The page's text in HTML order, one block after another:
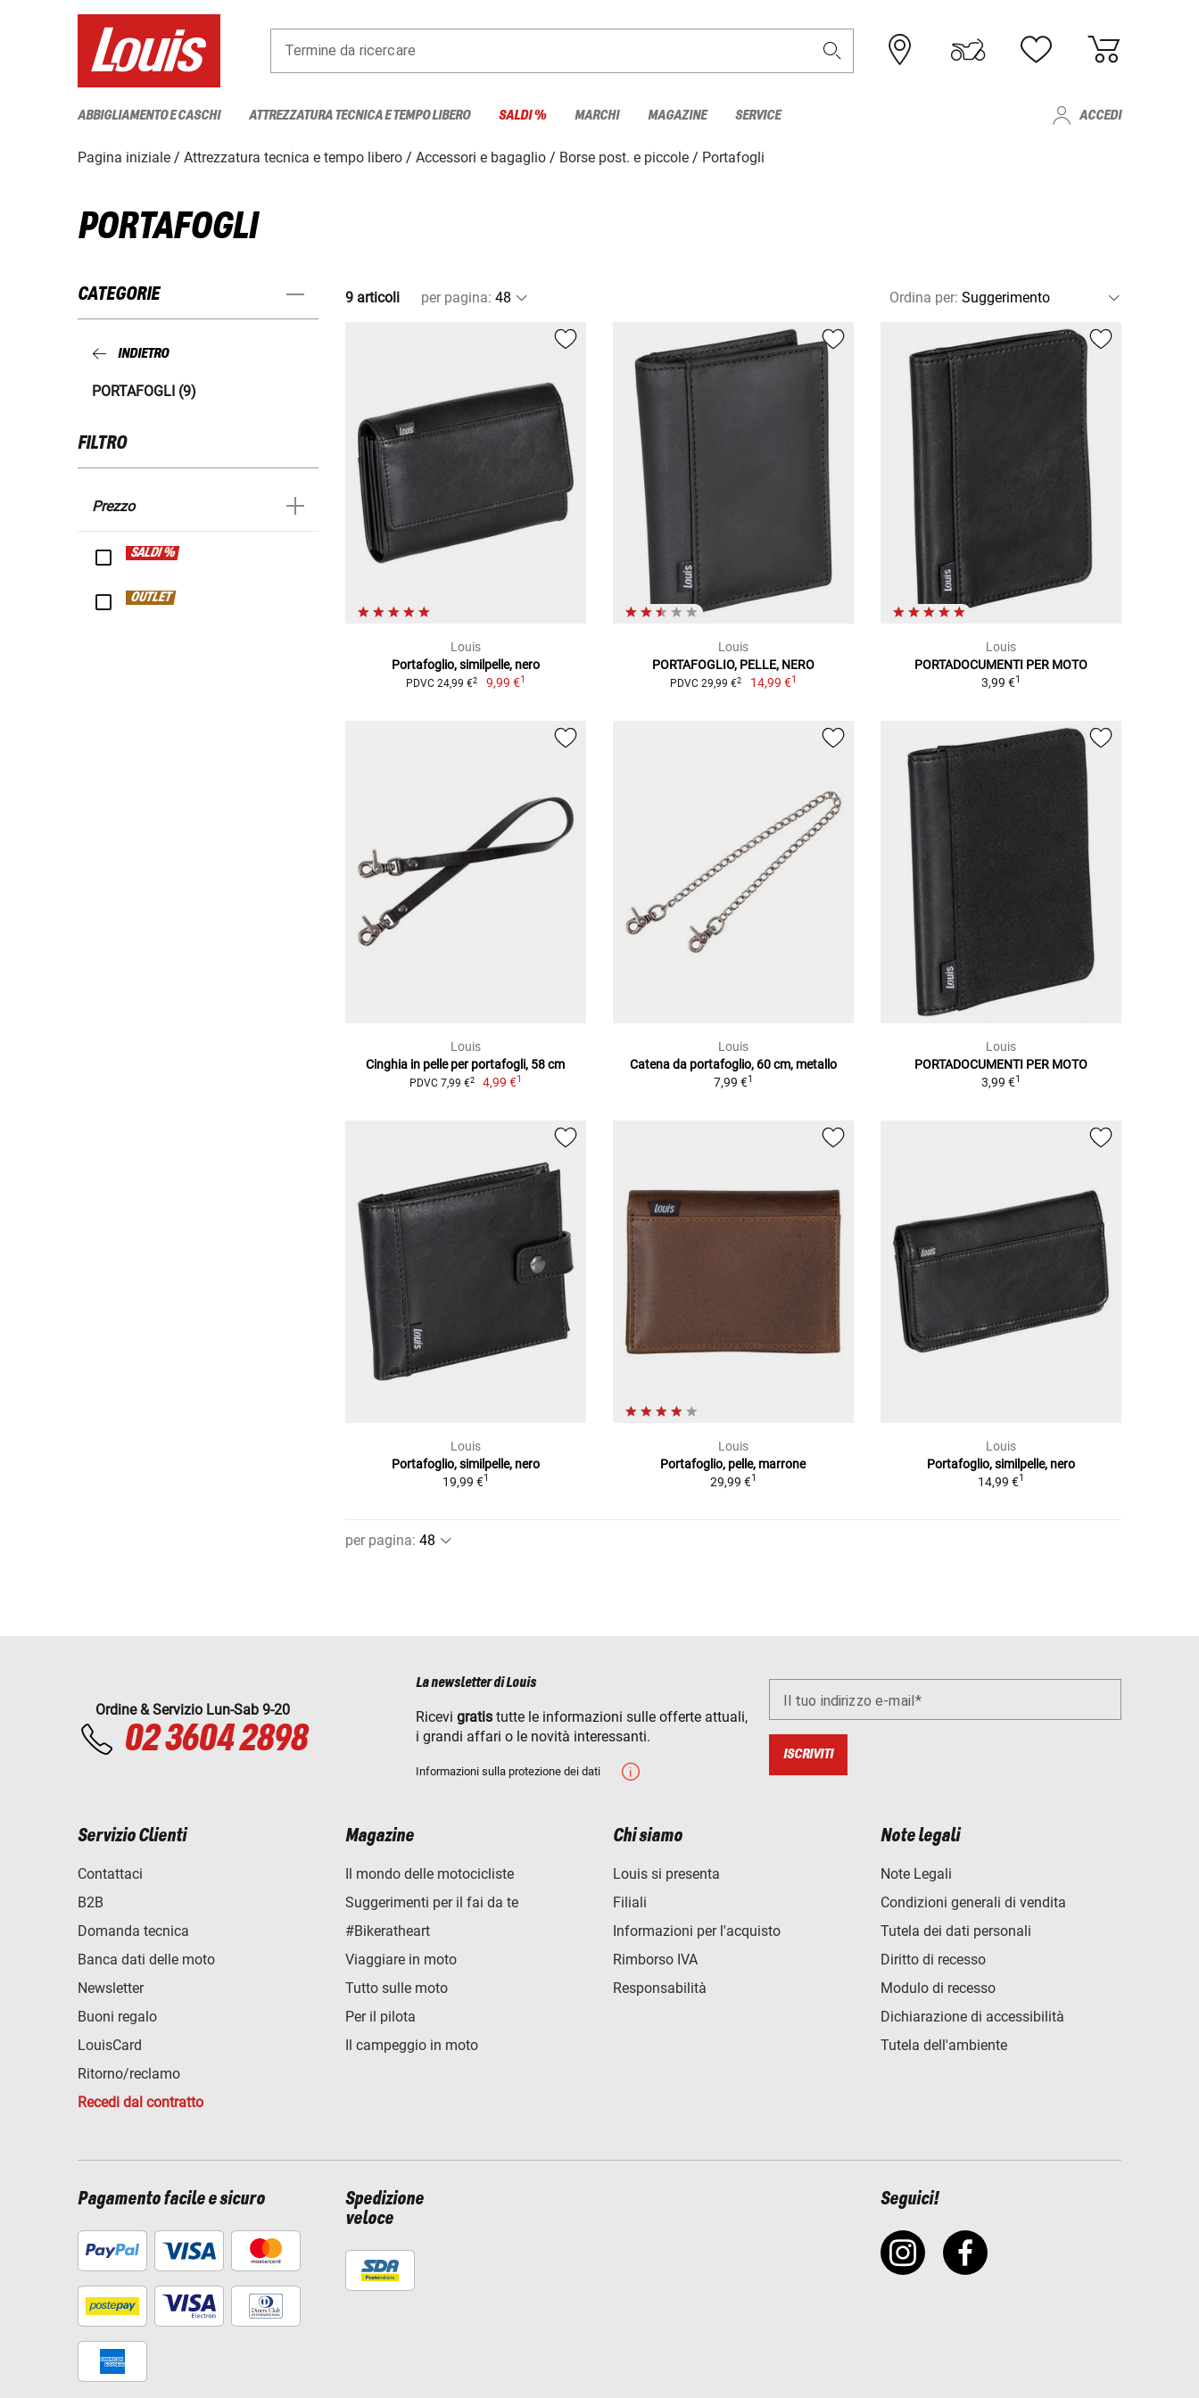
Termine da ricercare
ABBIGLIAMENTO E CASCHI ATTREZZATURA TECNICA E TEMPO LIBERO SALDI % MARCHI MAGAZINE SERVICE ACCEDI
Pagina iniziale Attrezzatura tecnica e tempo libero Accessori e bagaglio Borse post. e piccole Portafogli
PORTAFOGLI
CATEGORIE
INDIETRO
PORTAFOGLI (9)
FILTRO
Prezzo
SALDI %
OUTLET
9 articoli per pagina: Ordina per:
Louis
Portafoglio, similpelle, nero
PDVC 24,99 €2 9,99 €1
Louis
PORTAFOGLIO, PELLE, NERO
PDVC 29,99 €2 14,99 €1
Louis
PORTADOCUMENTI PER MOTO
3,99 €1
Louis
Cinghia in pelle per portafogli, 58 cm
PDVC 7,99 €2 4,99 €1
Louis
Catena da portafoglio, 60 cm, metallo
7,99 €1
Louis
PORTADOCUMENTI PER MOTO
3,99 €1
Louis
Portafoglio, similpelle, nero
19,99 €1
Louis
Portafoglio, pelle, marrone
29,99 €1
Louis
Portafoglio, similpelle, nero
14,99 €1
per pagina:
Ordine & Servizio Lun-Sab 9-20
02 3604 2898
La newsletter di Louis
Ricevi gratis tutte le informazioni sulle offerte attuali,
i grandi affari o le novità interessanti.
Informazioni sulla protezione dei dati
Il tuo indirizzo e-mail
ISCRIVITI
Servizio Clienti
Contattaci
B2B
Domanda tecnica
Banca dati delle moto
Newsletter
Buoni regalo
LouisCard
Ritorno/reclamo
Recedi dal contratto
Magazine
Il mondo delle motocicliste
Suggerimenti per il fai da te
#Bikeratheart
Viaggiare in moto
Tutto sulle moto
Per il pilota
Il campeggio in moto
Chi siamo
Louis si presenta
Filiali
Informazioni per l'acquisto
Rimborso IVA
Responsabilità
Note legali
Note Legali
Condizioni generali di vendita
Tutela dei dati personali
Diritto di recesso
Modulo di recesso
Dichiarazione di accessibilità
Tutela dell'ambiente
Pagamento facile e sicuro
Spedizione
veloce
Seguici!